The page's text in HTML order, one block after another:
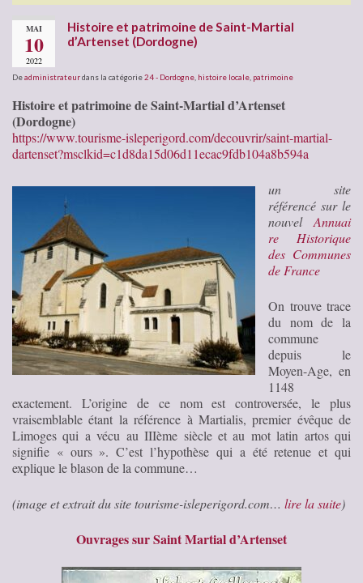
MAI
10
2022
Histoire et patrimoine de Saint-Martial
d’Artenset (Dordogne)
Deadministrateurdans la catégorie24 - Dordogne histoire locale patrimoine
Histoire et patrimoine de Saint-Martial d’Artenset
(Dordogne)
https://www.tourisme-isleperigord.com/decouvrir/saint-martial-
dartenset?msclkid=c1d8da15d06d11ecac9fdb104a8b594a
un site
référencé sur le
nouvel Annuai
re Historique
des Communes
de France
On trouve trace
du nom de la
commune
depuis le
Moyen-Age, en
1148
exactement. L’origine de ce nom est controversée, le plus
vraisemblable étant la référence à Martialis, premier évêque de
Limoges qui a vécu au IIIème siècle et au mot latin artos qui
signifie « ours ». C’est l’hypothèse qui a été retenue et qui
explique le blason de la commune…
(image et extrait du site tourisme-isleperigord.com… lire la suite)
Ouvrages sur Saint Martial d’Artenset